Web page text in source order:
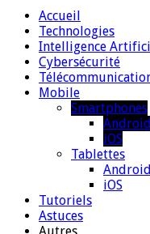
Accueil
Technologies
Intelligence
Cybersécurité
Mobile
Smartphones
Android
iOS
Tablettes
Android
iOS
Tutoriels
Astuces